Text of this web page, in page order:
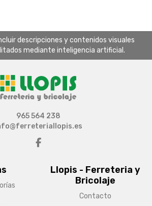
descripciones y contenidos visuales
mediante inteligencia artificial.
Llopis - Ferreteria y
Bricolaje
Contacto
965 564 238